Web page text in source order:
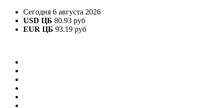
Сегодня 6 августа 2026
USD ЦБ 80.93 руб
EUR ЦБ 93.19 руб